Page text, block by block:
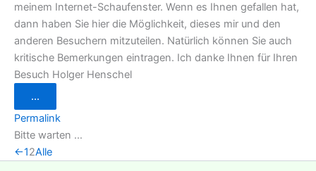
meinem Internet-Schaufenster. Wenn es Ihnen gefallen hat,
dann haben Sie hier die Möglichkeit, dieses mir und den
anderen Besuchern mitzuteilen. Natürlich können Sie auch
kritische Bemerkungen eintragen. Ich danke Ihnen für Ihren
Besuch Holger Henschel
...
Metabox
ein-/ausblenden.
Permalink
Bitte warten …
Navigation
←12Alle